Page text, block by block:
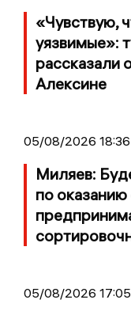
«Чувствую,
уязвимые»:
рассказали
Алексине
05/08/2026 18:36
Миляев:
по
05/08/2026 17:05